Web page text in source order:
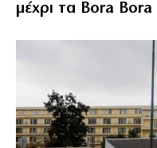
μέχρι τα Bora Bora